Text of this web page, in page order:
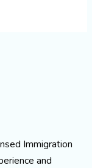
Immigration
and